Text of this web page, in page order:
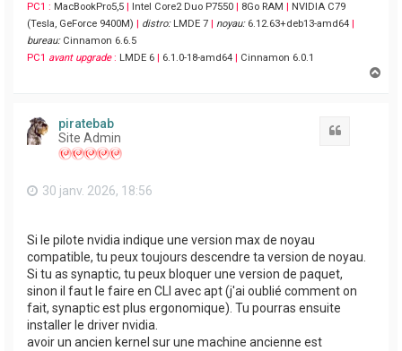
PC1 : MacBookPro5,5 Intel Core2 Duo P7550 8Go RAM
NVIDIA C79
(Tesla, GeForce 9400M)
distro:LMDE 7 noyau:6.12.63+deb13-amd64
bureau:Cinnamon 6.6.5
PC1 avant upgrade: LMDE 6 6.1.0-18-amd64 Cinnamon 6.0.1
piratebab
Site Admin
30 janv. 2026, 18:56
Si le pilote nvidia indique une version max de noyau
compatible, tu peux toujours descendre ta version de noyau.
Si tu as synaptic, tu peux bloquer une version de paquet,
sinon il faut le faire en CLI avec apt (j'ai oublié comment on
fait, synaptic est plus ergonomique). Tu pourras ensuite
installer le driver nvidia.
avoir un ancien kernel sur une machine ancienne est